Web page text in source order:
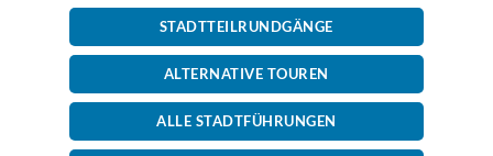
STADTTEILRUNDGÄNGE
ALTERNATIVE TOUREN
ALLE STADTFÜHRUNGEN